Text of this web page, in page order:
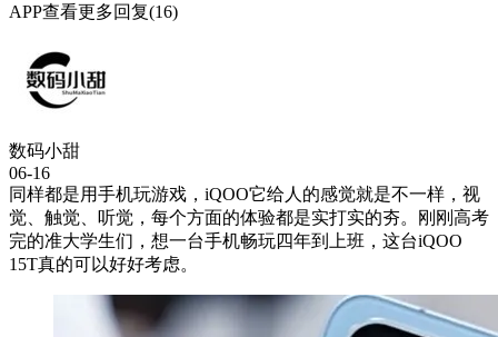
APP查看更多回复(16)
数码小甜
06-16
同样都是用手机玩游戏，iQOO它给人的感觉就是不一样，视
觉、触觉、听觉，每个方面的体验都是实打实的夯。刚刚高考
完的准大学生们，想一台手机畅玩四年到上班，这台iQOO
15T真的可以好好考虑。